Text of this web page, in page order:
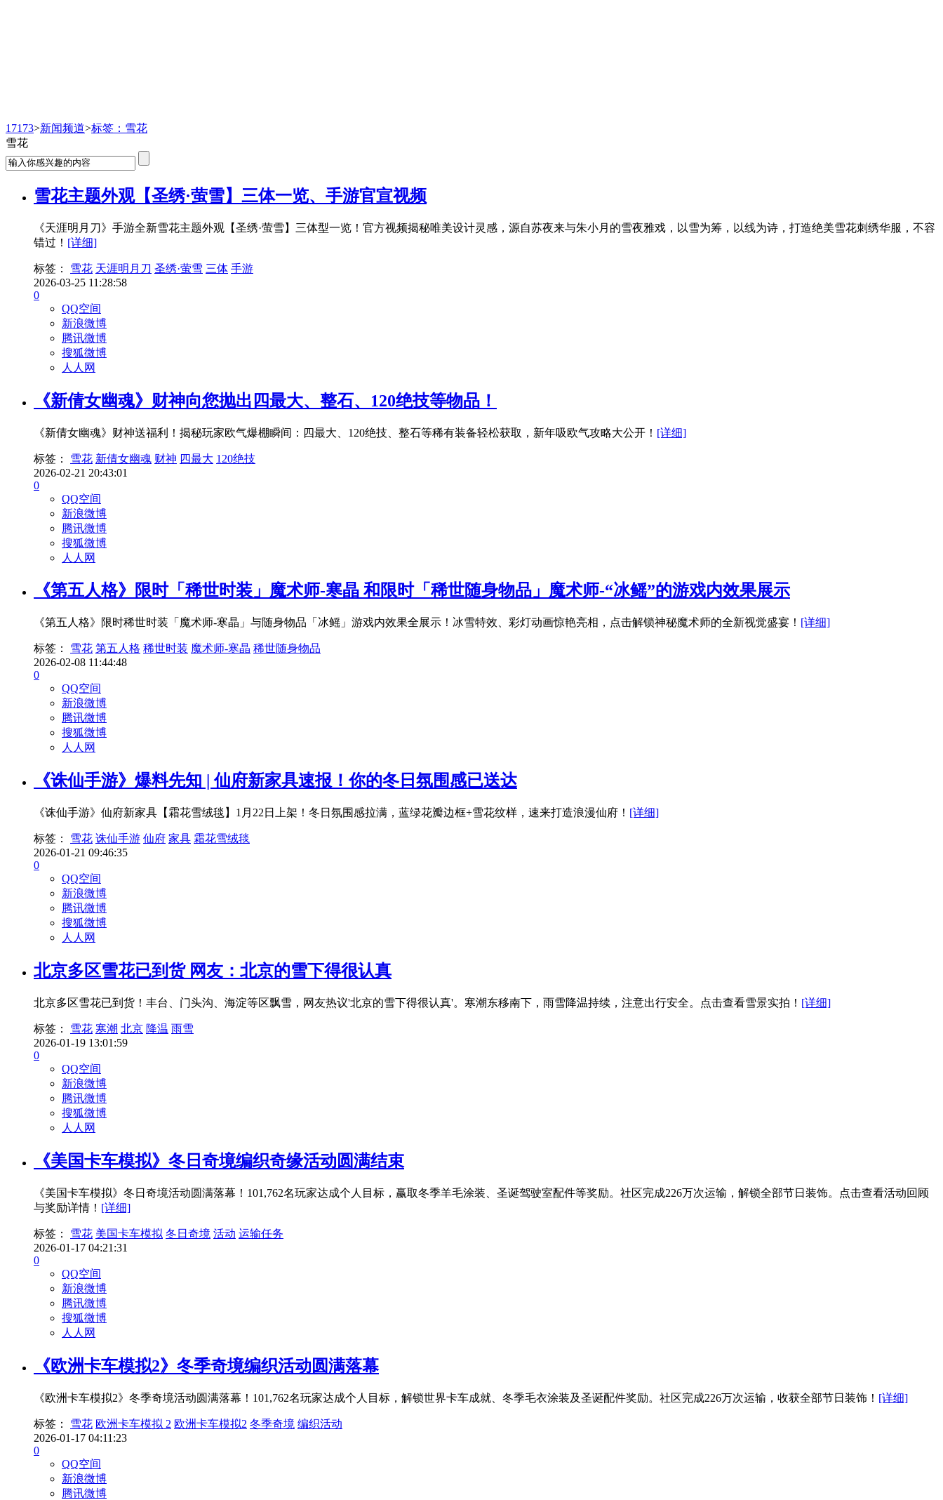
17173>新闻频道>标签：雪花
雪花
雪花主题外观【圣绣·萤雪】三体一览、手游官宣视频
《天涯明月刀》手游全新雪花主题外观【圣绣·萤雪】三体型一览！官方视频揭秘唯美设计灵感，源自苏夜来与朱小月的雪夜雅戏，以雪为筹，以线为诗，打造绝美雪花刺绣华服，不容
错过！ [详细]
标签： 雪花 天涯明月刀 圣绣·萤雪 三体 手游
2026-03-25 11:28:58
0
QQ空间
新浪微博
腾讯微博
搜狐微博
人人网
《新倩女幽魂》财神向您抛出四最大、整石、120绝技等物品！
《新倩女幽魂》财神送福利！揭秘玩家欧气爆棚瞬间：四最大、120绝技、整石等稀有装备轻松获取，新年吸欧气攻略大公开！ [详细]
标签： 雪花 新倩女幽魂 财神 四最大 120绝技
2026-02-21 20:43:01
0
QQ空间
新浪微博
腾讯微博
搜狐微博
人人网
《第五人格》限时「稀世时装」魔术师-寒晶 和限时「稀世随身物品」魔术师-“冰鳐”的游戏内效果展示
《第五人格》限时稀世时装「魔术师-寒晶」与随身物品「冰鳐」游戏内效果全展示！冰雪特效、彩灯动画惊艳亮相，点击解锁神秘魔术师的全新视觉盛宴！ [详细]
标签： 雪花 第五人格 稀世时装 魔术师-寒晶 稀世随身物品
2026-02-08 11:44:48
0
QQ空间
新浪微博
腾讯微博
搜狐微博
人人网
《诛仙手游》爆料先知 | 仙府新家具速报！你的冬日氛围感已送达
《诛仙手游》仙府新家具【霜花雪绒毯】1月22日上架！冬日氛围感拉满，蓝绿花瓣边框+雪花纹样，速来打造浪漫仙府！ [详细]
标签： 雪花 诛仙手游 仙府 家具 霜花雪绒毯
2026-01-21 09:46:35
0
QQ空间
新浪微博
腾讯微博
搜狐微博
人人网
北京多区雪花已到货 网友：北京的雪下得很认真
北京多区雪花已到货！丰台、门头沟、海淀等区飘雪，网友热议'北京的雪下得很认真'。寒潮东移南下，雨雪降温持续，注意出行安全。点击查看雪景实拍！ [详细]
标签： 雪花 寒潮 北京 降温 雨雪
2026-01-19 13:01:59
0
QQ空间
新浪微博
腾讯微博
搜狐微博
人人网
《美国卡车模拟》冬日奇境编织奇缘活动圆满结束
《美国卡车模拟》冬日奇境活动圆满落幕！101,762名玩家达成个人目标，赢取冬季羊毛涂装、圣诞驾驶室配件等奖励。社区完成226万次运输，解锁全部节日装饰。点击查看活动回顾
与奖励详情！ [详细]
标签： 雪花 美国卡车模拟 冬日奇境 活动 运输任务
2026-01-17 04:21:31
0
QQ空间
新浪微博
腾讯微博
搜狐微博
人人网
《欧洲卡车模拟2》冬季奇境编织活动圆满落幕
《欧洲卡车模拟2》冬季奇境活动圆满落幕！101,762名玩家达成个人目标，解锁世界卡车成就、冬季毛衣涂装及圣诞配件奖励。社区完成226万次运输，收获全部节日装饰！ [详细]
标签： 雪花 欧洲卡车模拟 2 欧洲卡车模拟2 冬季奇境 编织活动
2026-01-17 04:11:23
0
QQ空间
新浪微博
腾讯微博